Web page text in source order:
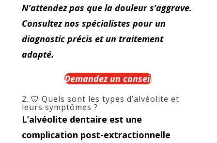
N’attendez pas que la douleur s’aggrave.
Consultez nos spécialistes pour un
diagnostic précis et un traitement
adapté.
Demandez un conseil
2. 🦷 Quels sont les types d’alvéolite et
leurs symptômes ?
L’alvéolite dentaire est une
complication post-extractionnelle